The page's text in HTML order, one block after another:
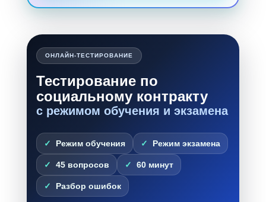
ОНЛАЙН-ТЕСТИРОВАНИЕ
Тестирование по
социальному контракту
с режимом обучения и экзамена
Режим обучения Режим экзамена
45 вопросов 60 минут
Разбор ошибок